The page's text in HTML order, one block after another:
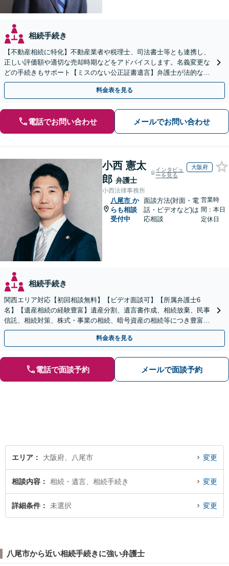
相続手続き
【不動産相続に特化】不動産業者や税理士、司法書士等とも連携し、
正しい評価額や適切な売却時期などをアドバイスします。名義変更な
どの手続きもサポート【ミスのない公正証書遺言】弁護士が法的な観
点から遺言書を作成します。
料金表を見る
電話でお問い合わせ メールでお問い合わせ
小西 憲太
郎 弁護士
インタビュ
ーを見る
大阪府
小西法律事務所
八尾市 か
らも相談
受付中
面談方法(対面・電
話・ビデオなど)は
応相談
営業時
間：本日
定休日
相続手続き
関西エリア対応【初回相談無料】【ビデオ面談可】【所属弁護士6
名】【遺産相続の経験豊富】遺産分割、遺言書作成、相続放棄、民事
信託、相続対策、株式・事業の相続、暗号資産の相続等につき豊富な
対応実績。【バリアフリー】【完全個室対応】
料金表を見る
電話で面談予約 メールで面談予約
エリア 大阪府、八尾市 変更
相談内容 相続・遺言、相続手続き 変更
詳細条件 未選択 変更
八尾市から近い相続手続きに強い弁護士